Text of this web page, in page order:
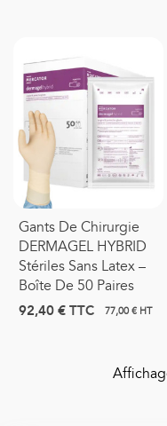
Gants De Chirurgie
DERMAGEL HYBRID
Stériles Sans Latex –
Boîte De 50 Paires
92,40 €TTC 77,00 € HT